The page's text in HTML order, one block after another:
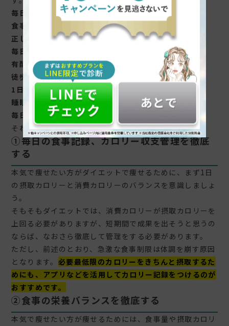
毎日の食事記録、カロリー収支管理を徹底する
食事の栄養バランスを徹底する
正しい食事法を徹底する
毎日体重を測って記録する
有酸素運動や筋トレも取り入れる
徒歩で階段も使って移動する
1日2リットル水を飲む
睡眠時間を必ず7時間以上取る
毎日寝る前に湯船に浸かる
それでは1つずつ解説します。
①毎日の食事記録、カロリー収支管理を徹底
する
本気で痩せたい方がダイエットで痩せるために、まず1日
の摂取カロリーと消費カロリーのバランスを意識しましょ
う。
そもそもダイエットでは、消費カロリーが摂取カロリーを
上回る必要がありますが、短期間で成果を出そうと思うの
ならば、なおさら徹底して管理をする必要があります。
ただし、前述のとおり、急激な食事制限は体調を崩す原因
となります。 必要最低限のカロリーをきちんと摂取するた
めにも、アプリなどを活用してカロリー記録をつけるのが
おすすめです。
②食事の栄養バランスを徹底する
本気で瘦せたい方が痩せるためには、食事量や摂取カロリ